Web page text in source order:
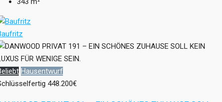
Hausentwurf
448.200€